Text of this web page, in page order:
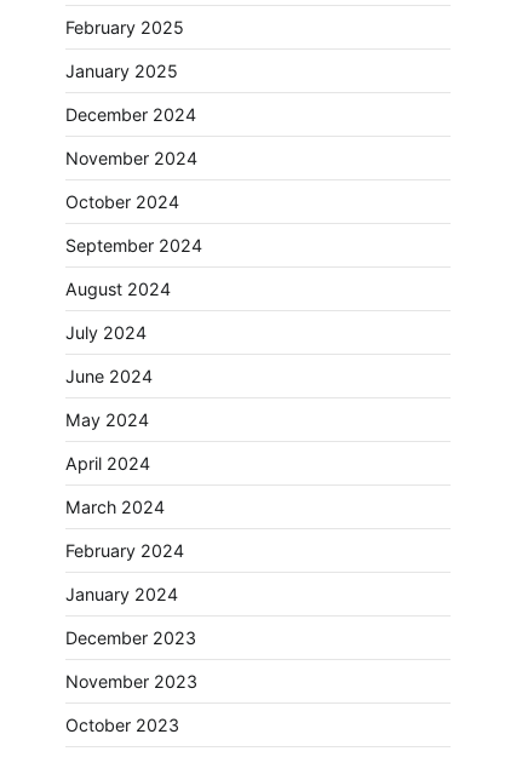
February 2025
January 2025
December 2024
November 2024
October 2024
September 2024
August 2024
July 2024
June 2024
May 2024
April 2024
March 2024
February 2024
January 2024
December 2023
November 2023
October 2023